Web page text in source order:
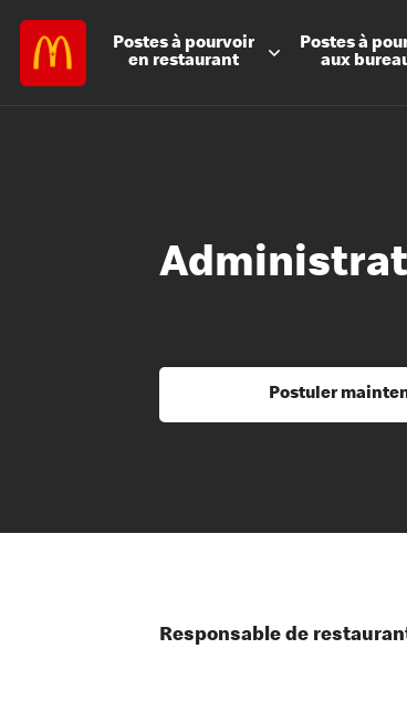
Postes à pourvoir
en restaurant
Postes à
aux
Postuler
Responsable de